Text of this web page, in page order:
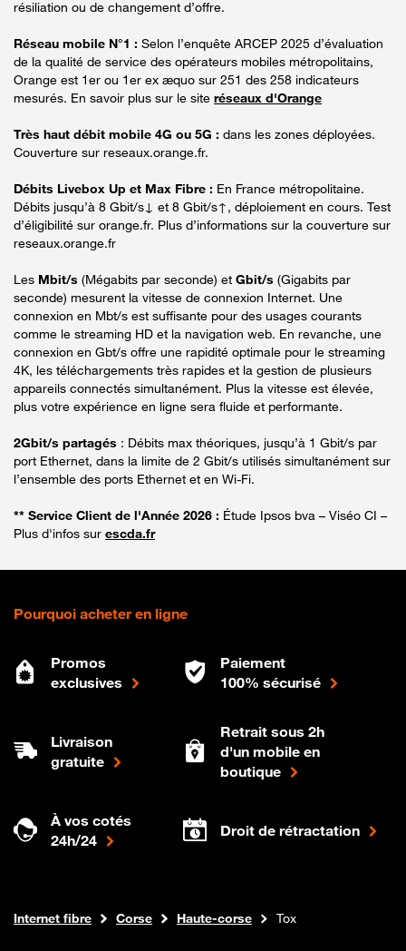
résiliation ou de changement d’offre.
Réseau mobile N°1 : Selon l’enquête ARCEP 2025 d’évaluation
de la qualité de service des opérateurs mobiles métropolitains,
Orange est 1er ou 1er ex æquo sur 251 des 258 indicateurs
mesurés. En savoir plus sur le site réseaux d'Orange
Très haut débit mobile 4G ou 5G : dans les zones déployées.
Couverture sur reseaux.orange.fr.
Débits Livebox Up et Max Fibre : En France métropolitaine.
Débits jusqu’à 8 Gbit/s↓ et 8 Gbit/s↑, déploiement en cours. Test
d’éligibilité sur orange.fr. Plus d’informations sur la couverture sur
reseaux.orange.fr
Les Mbit/s (Mégabits par seconde) et Gbit/s (Gigabits par
seconde) mesurent la vitesse de connexion Internet. Une
connexion en Mbt/s est suffisante pour des usages courants
comme le streaming HD et la navigation web. En revanche, une
connexion en Gbt/s offre une rapidité optimale pour le streaming
4K, les téléchargements très rapides et la gestion de plusieurs
appareils connectés simultanément. Plus la vitesse est élevée,
plus votre expérience en ligne sera fluide et performante.
2Gbit/s partagés : Débits max théoriques, jusqu’à 1 Gbit/s par
port Ethernet, dans la limite de 2 Gbit/s utilisés simultanément sur
l’ensemble des ports Ethernet et en Wi-Fi.
** Service Client de l'Année 2026 : Étude Ipsos bva – Viséo CI –
Plus d'infos sur escda.fr
Pourquoi acheter en ligne
Promos
exclusives
Paiement
100% sécurisé
Livraison
gratuite
Retrait sous 2h
d'un mobile en
boutique
À vos cotés
24h/24
Droit de rétractation
Boutique Orange
Internet fibre Corse Haute-corse Tox